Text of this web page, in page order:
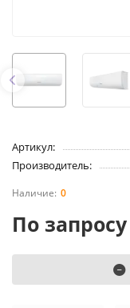
Артикул:
Производитель:
0
По запросу